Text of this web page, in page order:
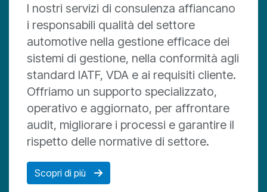
I nostri servizi di consulenza affiancano
i responsabili qualità del settore
automotive nella gestione efficace dei
sistemi di gestione, nella conformità agli
standard IATF, VDA e ai requisiti cliente.
Offriamo un supporto specializzato,
operativo e aggiornato, per affrontare
audit, migliorare i processi e garantire il
rispetto delle normative di settore.
Scopri di più